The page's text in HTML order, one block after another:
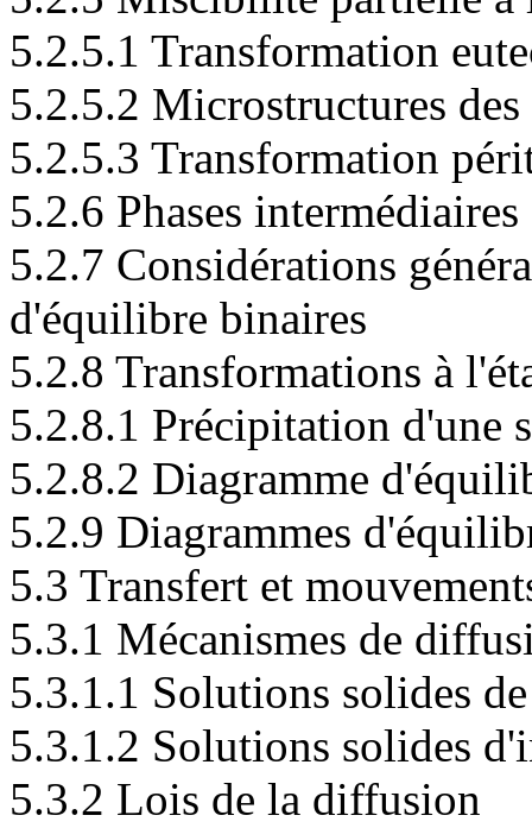
5.2.5.1 Transformation
5.2.5.2 Microstructures des
5.2.5.3 Transformation
5.2.6 Phases intermédiaires
5.2.7 Considérations
d'équilibre binaires
5.2.8 Transformations à
5.2.8.1 Précipitation d'une
5.2.8.2 Diagramme
5.2.9 Diagrammes
5.3 Transfert et
5.3.1 Mécanismes de
5.3.1.1 Solutions solides
5.3.1.2 Solutions solides
5.3.2 Lois de la diffusion